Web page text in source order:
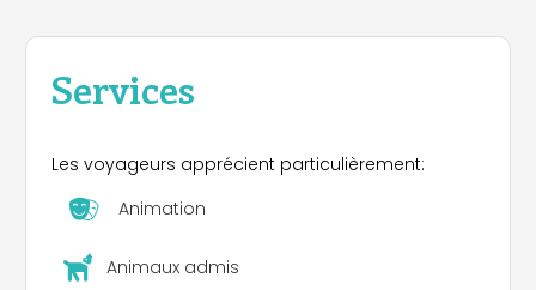
Services
Les voyageurs apprécient particulièrement:
Animation
Animaux admis